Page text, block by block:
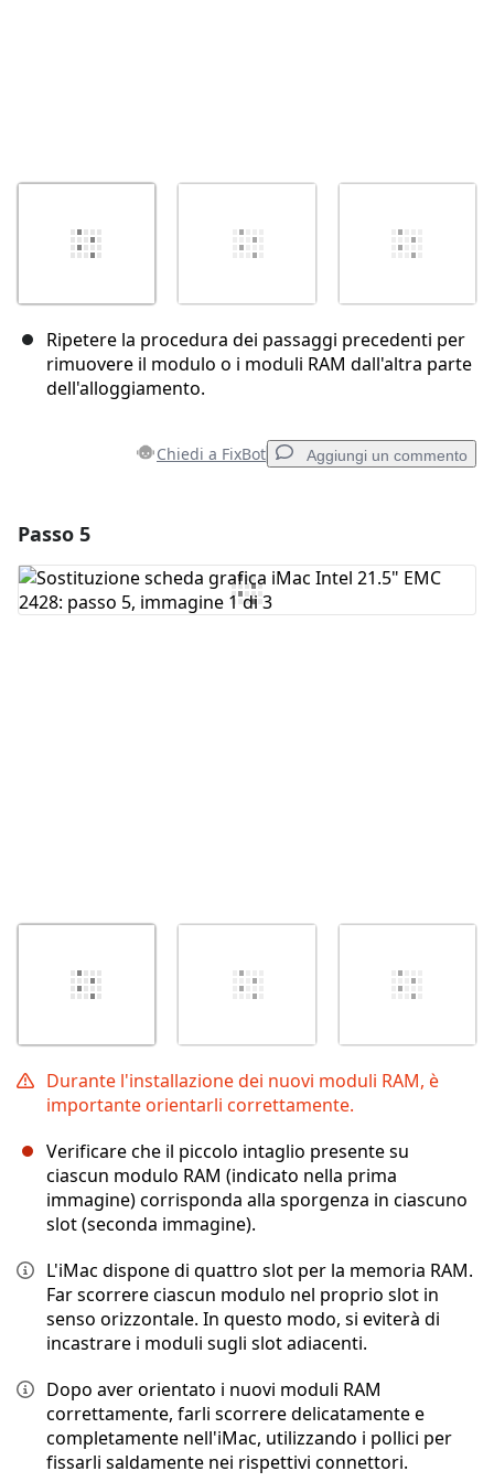
Ripetere la procedura dei passaggi precedenti per
rimuovere il modulo o i moduli RAM dall'altra parte
dell'alloggiamento.
Chiedi a FixBot Aggiungi un commento
Aggiungi Commento
Passo 5
Durante l'installazione dei nuovi moduli RAM, è
importante orientarli correttamente.
Verificare che il piccolo intaglio presente su
ciascun modulo RAM (indicato nella prima
immagine) corrisponda alla sporgenza in ciascuno
slot (seconda immagine).
L'iMac dispone di quattro slot per la memoria RAM.
Far scorrere ciascun modulo nel proprio slot in
senso orizzontale. In questo modo, si eviterà di
incastrare i moduli sugli slot adiacenti.
Dopo aver orientato i nuovi moduli RAM
correttamente, farli scorrere delicatamente e
completamente nell'iMac, utilizzando i pollici per
fissarli saldamente nei rispettivi connettori.